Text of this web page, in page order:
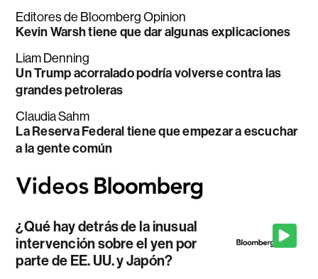
Editores de Bloomberg Opinion
Kevin Warsh tiene que dar algunas explicaciones
Liam Denning
Un Trump acorralado podría volverse contra las
grandes petroleras
Claudia Sahm
La Reserva Federal tiene que empezar a escuchar
a la gente común
¿Qué hay detrás de la inusual
intervención sobre el yen por
parte de EE. UU. y Japón?